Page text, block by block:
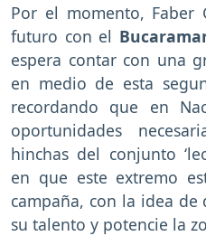
Por el momento, Faber
futuro con el
espera contar con una
en medio de esta
recordando que en
oportunidades
hinchas del conjunto
en que este extremo
campaña, con la idea
su talento y potencie la